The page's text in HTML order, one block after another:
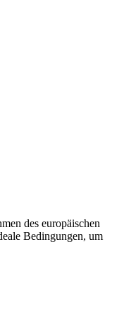
des europäischen
Bedingungen, um